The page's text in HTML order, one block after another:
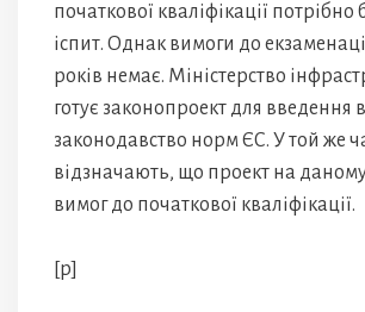
початкової кваліфікації потрібно
іспит. Однак вимоги до
років немає. Міністерство
готує законопроект для введення
законодавство норм ЄС. У той же
відзначають, що проект на
вимог до початкової кваліфікації.
[p]